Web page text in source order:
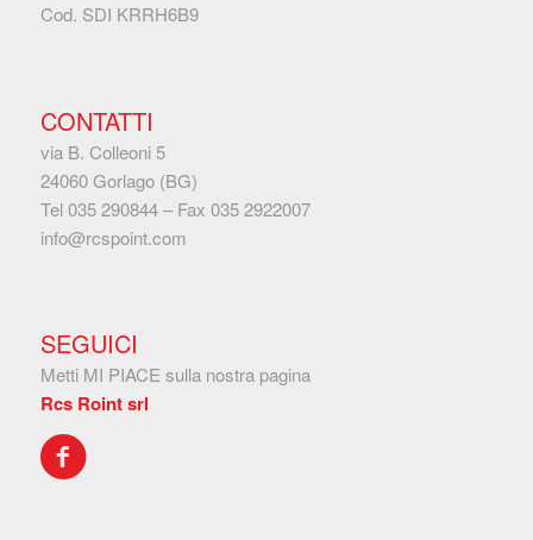
Cod. SDI KRRH6B9
CONTATTI
via B. Colleoni 5
24060 Gorlago (BG)
Tel 035 290844– Fax 035 2922007
info@rcspoint.com
SEGUICI
Metti MI PIACE sulla nostra pagina
Rcs Roint srl